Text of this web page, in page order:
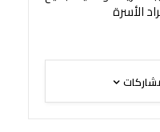
الأسرة